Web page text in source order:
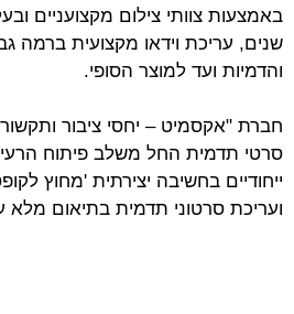
באמצעות צוותי צילום מקצועניים ובעלי
שנים, עריכת וידאו מקצועית ברמה
והדמיות ועד למוצר הסופי.
חברת "אקסמיט – יחסי ציבור
סרטי תדמית החל משלב פיתוח
ייחודיים בחשיבה יצירתית 'מחוץ
ועריכת סרטוני תדמית בתיאום מלא